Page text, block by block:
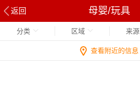
返回 母婴/玩具
分类 区域 来源
查看附近的信息